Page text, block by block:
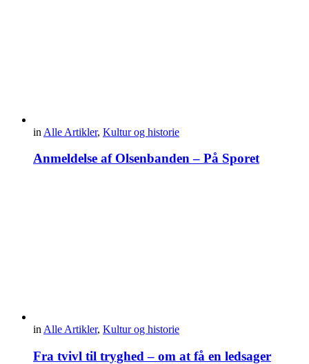
in Alle Artikler, Kultur og historie
Anmeldelse af Olsenbanden – På Sporet
in Alle Artikler, Kultur og historie
Fra tvivl til tryghed – om at få en ledsager